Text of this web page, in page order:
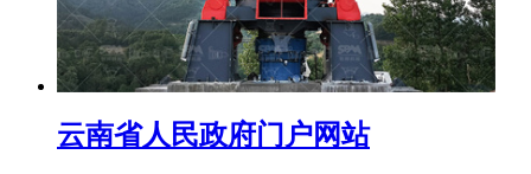
云南省人民政府门户网站